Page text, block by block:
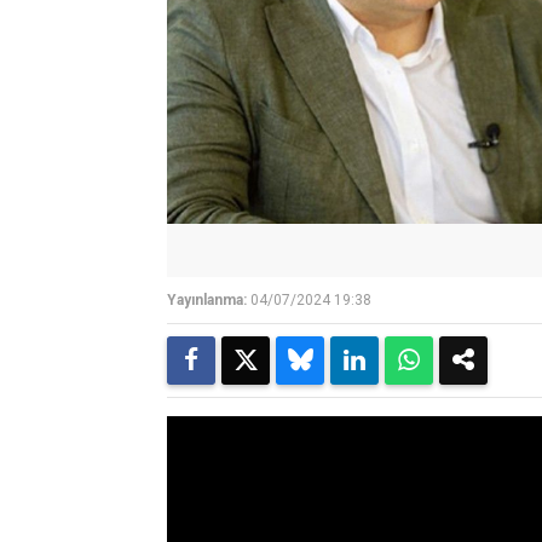
Yayınlanma: 04/07/2024 19:38